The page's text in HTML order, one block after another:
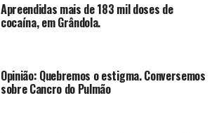
Apreendidas mais de 183 mil doses de
cocaína, em Grândola.
Opinião: Quebremos o estigma. Conversemos
sobre Cancro do Pulmão